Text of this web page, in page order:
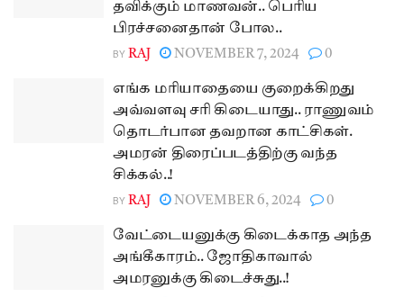
தவிக்கும் மாணவன்.. பெரிய
பிரச்சனைதான் போல..
BY RAJ NOVEMBER 7, 2024 0
எங்க மரியாதையை குறைக்கிறது
அவ்வளவு சரி கிடையாது.. ராணுவம்
தொடர்பான தவறான காட்சிகள்.
அமரன் திரைப்படத்திற்கு வந்த
சிக்கல்..!
BY RAJ NOVEMBER 6, 2024 0
வேட்டையனுக்கு கிடைக்காத அந்த
அங்கீகாரம்.. ஜோதிகாவால்
அமரனுக்கு கிடைச்சுது..!